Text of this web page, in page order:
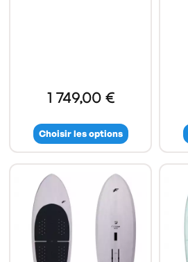
1 749,00 €
Choisir les options